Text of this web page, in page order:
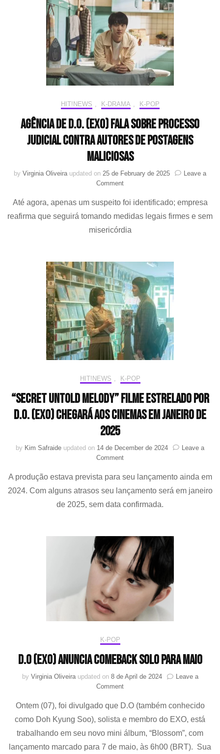
julho
com
primeiro
full
album
da
carreira
HIT!NEWS K-DRAMA K-POP
Agência de D.O. (EXO) fala sobre processo
judicial contra autores de postagens
maliciosas
by Virginia Oliveira updated on 25 de February de 2025
Leave a
Commenton
de
D.O.
fala
judicial
contra
autores
de
postagens
maliciosas
Até agora, apenas um suspeito foi identificado; empresa
reafirma que seguirá tomando medidas legais firmes e sem
misericórdia
HIT!NEWS K-POP
“Secret Untold Melody” filme estrelado por
D.O. (EXO) chegará aos cinemas em janeiro de
2025
by Kim Safraide updated on 14 de December de 2024
Leave a
Commenton
Untold
filme
estrelado
(EXO)
chegará
aos
cinemas
em
janeiro
A produção estava prevista para seu lançamento ainda em
2024. Com alguns atrasos seu lançamento será em janeiro
de 2025, sem data confirmada.
K-POP
D.O (EXO) anuncia comeback solo para maio
by Virginia Oliveira updated on 8 de April de 2024
Leave a
Commenton
(EXO)
solo
para
Ontem (07), foi divulgado que D.O (também conhecido
como Doh Kyung Soo), solista e membro do EXO, está
trabalhando em seu novo mini álbum, “Blossom”, com
lançamento marcado para 7 de maio, às 6h00 (BRT). Sua